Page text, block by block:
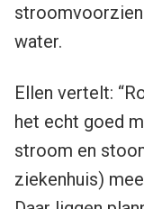
water.
Ellen vertelt:
het echt goed
stroom en
ziekenhuis)